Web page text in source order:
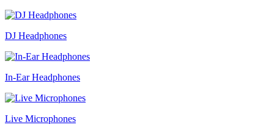
DJ Headphones
In-Ear Headphones
Live Microphones